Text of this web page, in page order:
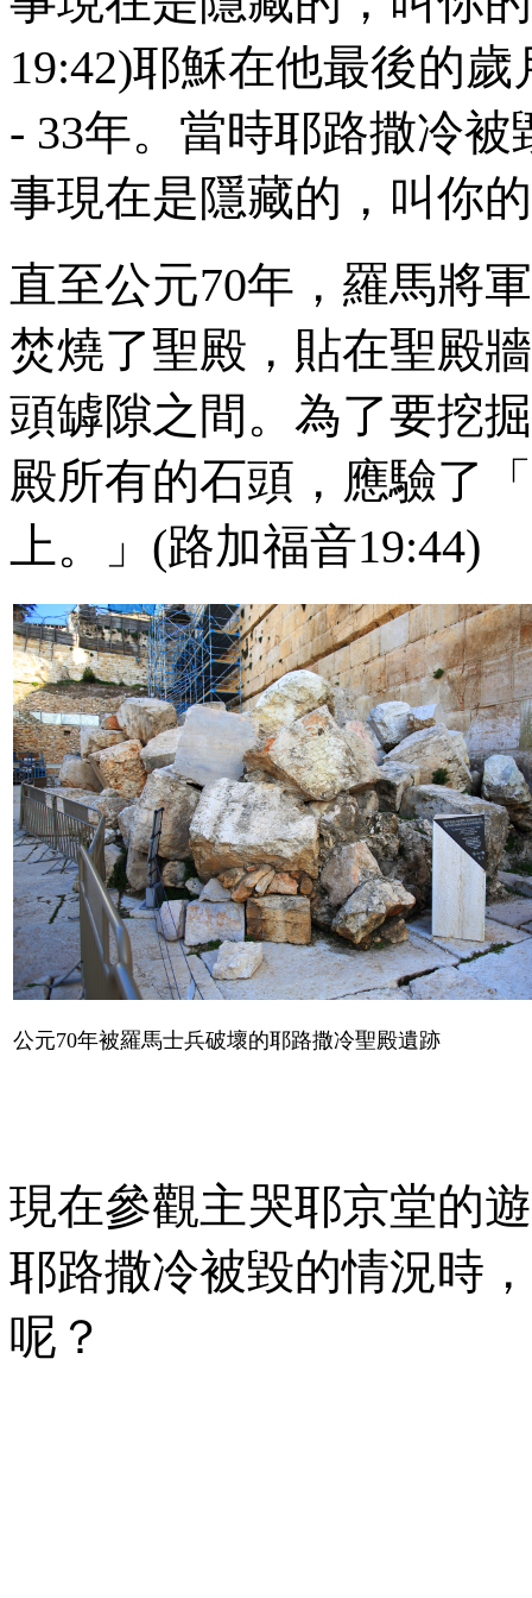
19:42)耶穌在他最後的
- 33年。當時耶路撒冷被
事現在是隱藏的，叫你
直至公元70年，羅馬將
焚燒了聖殿，貼在聖殿
頭罅隙之間。為了要挖
殿所有的石頭，應驗了
上。」(路加福音19:44)
公元70年被羅馬士兵破壞的耶路撒冷聖殿遺跡
現在參觀主哭耶京堂的
耶路撒冷被毀的情況時
呢？